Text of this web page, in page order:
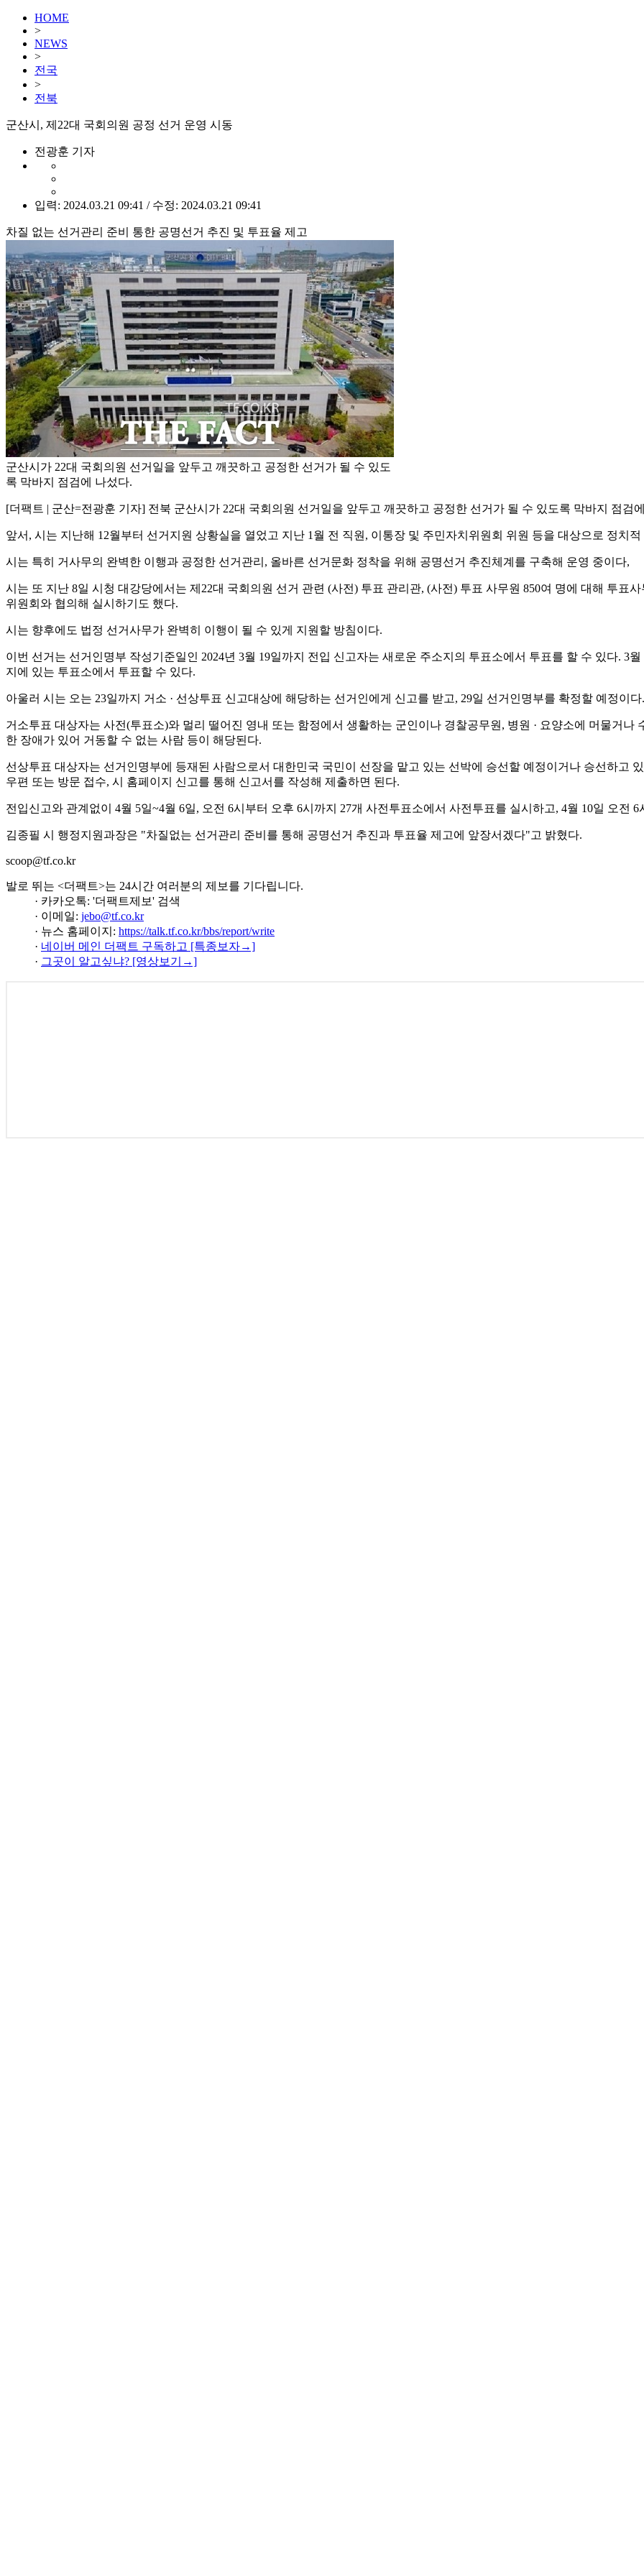
HOME
>
NEWS
>
전국
>
전북
군산시, 제22대 국회의원 공정 선거 운영 시동
전광훈 기자
입력: 2024.03.21 09:41 / 수정: 2024.03.21 09:41
차질 없는 선거관리 준비 통한 공명선거 추진 및 투표율 제고
군산시가 22대 국회의원 선거일을 앞두고 깨끗하고 공정한 선거가 될 수 있도
록 막바지 점검에 나섰다.
[더팩트 | 군산=전광훈 기자] 전북 군산시가 22대 국회의원 선거일을 앞두고 깨끗하고 공정한 선거가 될 수 있도록 막바지 점검
앞서, 시는 지난해 12월부터 선거지원 상황실을 열었고 지난 1월 전 직원, 이통장 및 주민자치위원회 위원 등을 대상으로 정치
시는 특히 거사무의 완벽한 이행과 공정한 선거관리, 올바른 선거문화 정착을 위해 공명선거 추진체계를 구축해 운영 중이다,
시는 또 지난 8일 시청 대강당에서는 제22대 국회의원 선거 관련 (사전) 투표 관리관, (사전) 투표 사무원 850여 명에 대해 투표
위원회와 협의해 실시하기도 했다.
시는 향후에도 법정 선거사무가 완벽히 이행이 될 수 있게 지원할 방침이다.
이번 선거는 선거인명부 작성기준일인 2024년 3월 19일까지 전입 신고자는 새로운 주소지의 투표소에서 투표를 할 수 있다. 3
지에 있는 투표소에서 투표할 수 있다.
아울러 시는 오는 23일까지 거소 · 선상투표 신고대상에 해당하는 선거인에게 신고를 받고, 29일 선거인명부를 확정할 예정이다.
거소투표 대상자는 사전(투표소)와 멀리 떨어진 영내 또는 함정에서 생활하는 군인이나 경찰공무원, 병원 · 요양소에 머물거나
한 장애가 있어 거동할 수 없는 사람 등이 해당된다.
선상투표 대상자는 선거인명부에 등재된 사람으로서 대한민국 국민이 선장을 맡고 있는 선박에 승선할 예정이거나 승선하고
우편 또는 방문 접수, 시 홈페이지 신고를 통해 신고서를 작성해 제출하면 된다.
전입신고와 관계없이 4월 5일~4월 6일, 오전 6시부터 오후 6시까지 27개 사전투표소에서 사전투표를 실시하고, 4월 10일 오전
김종필 시 행정지원과장은 "차질없는 선거관리 준비를 통해 공명선거 추진과 투표율 제고에 앞장서겠다"고 밝혔다.
scoop@tf.co.kr
발로 뛰는 <더팩트>는 24시간 여러분의 제보를 기다립니다.
· 카카오톡: '더팩트제보' 검색
· 이메일: jebo@tf.co.kr
· 뉴스 홈페이지: https://talk.tf.co.kr/bbs/report/write
· 네이버 메인 더팩트 구독하고 [특종보자→]
· 그곳이 알고싶냐? [영상보기→]